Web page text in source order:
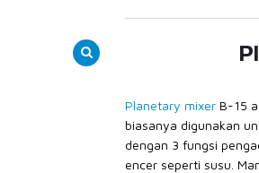
Planetary mixer B-15
biasanya digunakan
dengan 3 fungsi
encer seperti susu.